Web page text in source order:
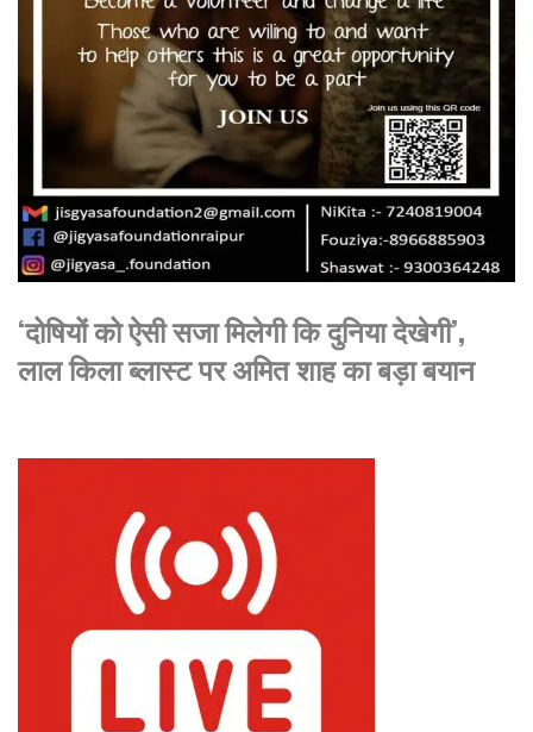
‘दोषियों को ऐसी सजा मिलेगी कि दुनिया देखेगी’,
लाल किला ब्लास्ट पर अमित शाह का बड़ा बयान